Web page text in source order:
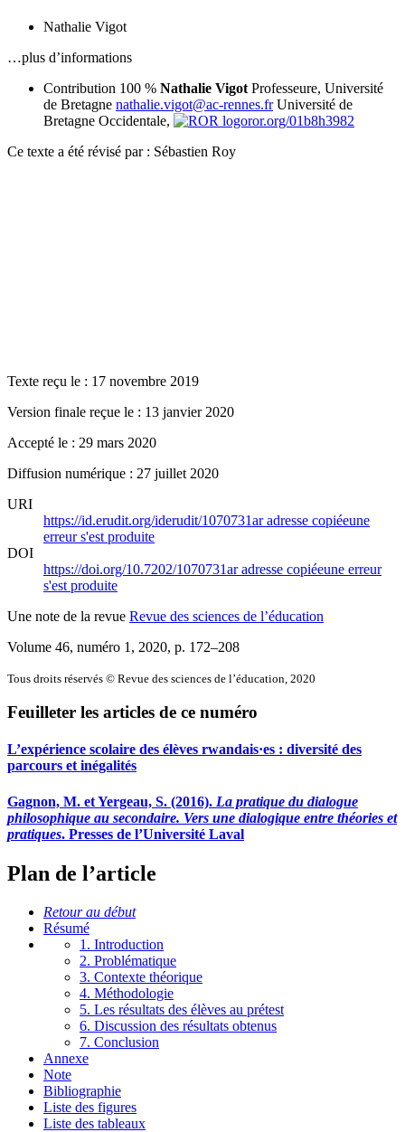
Nathalie Vigot
…plus d’informations
Contribution 100 % Nathalie Vigot Professeure, Université
de Bretagne nathalie.vigot@ac-rennes.fr Université de
Bretagne Occidentale,
ror.org/01b8h3982
Ce texte a été révisé par : Sébastien Roy
Texte reçu le : 17 novembre 2019
Version finale reçue le : 13 janvier 2020
Accepté le : 29 mars 2020
Diffusion numérique : 27 juillet 2020
URI
https://id.erudit.org/iderudit/1070731aradresse copiéeune
erreur s'est produite
DOI
https://doi.org/10.7202/1070731aradresse copiéeune erreur
s'est produite
Une note de la revue Revue des sciences de l’éducation
Volume 46, numéro 1, 2020, p. 172–208
Tous droits réservés © Revue des sciences de l’éducation, 2020
Feuilleter les articles de ce numéro
L’expérience scolaire des élèves rwandais·es : diversité des
parcours et inégalités
Gagnon, M. et Yergeau, S. (2016). La pratique du dialogue
philosophique au secondaire. Vers une dialogique entre théories et
pratiques. Presses de l’Université Laval
Plan de l’article
Retour au début
Résumé
1. Introduction
2. Problématique
3. Contexte théorique
4. Méthodologie
5. Les résultats des élèves au prétest
6. Discussion des résultats obtenus
7. Conclusion
Annexe
Note
Bibliographie
Liste des figures
Liste des tableaux